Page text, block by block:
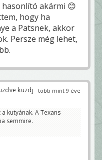
hasonlító akármi 😊
hogy ha
a Patsnek, akkor
Persze még lehet,
több mint 9 éve
küzdj
kutyának. A Texans
semmire.